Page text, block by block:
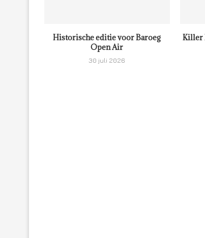
Historische editie voor Baroeg
Open Air
30 juli 2026
Killer